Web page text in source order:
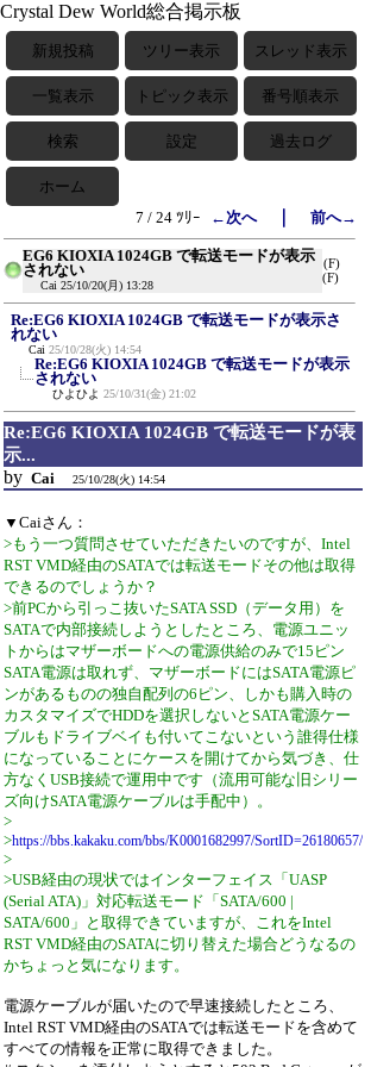
Crystal Dew World総合掲示板
新規投稿 ツリー表示 スレッド表示
一覧表示 トピック表示 番号順表示
検索 設定 過去ログ
ホーム
7 / 24 ﾂﾘｰ
←次へ｜ 前へ→
EG6 KIOXIA 1024GB で転送モードが表示
されない
Cai 25/10/20(月) 13:28
(F)
(F)
Re:EG6 KIOXIA 1024GB で転送モードが表示さ
れない
Cai 25/10/28(火) 14:54
Re:EG6 KIOXIA 1024GB で転送モードが表示
されない
ひよひよ 25/10/31(金) 21:02
Re:EG6 KIOXIA 1024GB で転送モードが表
示...
by Cai 25/10/28(火) 14:54
▼Caiさん：
>もう一つ質問させていただきたいのですが、Intel
RST VMD経由のSATAでは転送モードその他は取得
できるのでしょうか？
>前PCから引っこ抜いたSATA SSD（データ用）を
SATAで内部接続しようとしたところ、電源ユニッ
トからはマザーボードへの電源供給のみで15ピン
SATA電源は取れず、マザーボードにはSATA電源ピ
ンがあるものの独自配列の6ピン、しかも購入時の
カスタマイズでHDDを選択しないとSATA電源ケー
ブルもドライブベイも付いてこないという誰得仕様
になっていることにケースを開けてから気づき、仕
方なくUSB接続で運用中です（流用可能な旧シリー
ズ向けSATA電源ケーブルは手配中）。
>
>https://bbs.kakaku.com/bbs/K0001682997/SortID=26180657/
>
>USB経由の現状ではインターフェイス「UASP
(Serial ATA)」対応転送モード「SATA/600 |
SATA/600」と取得できていますが、これをIntel
RST VMD経由のSATAに切り替えた場合どうなるの
かちょっと気になります。
電源ケーブルが届いたので早速接続したところ、
Intel RST VMD経由のSATAでは転送モードを含めて
すべての情報を正常に取得できました。